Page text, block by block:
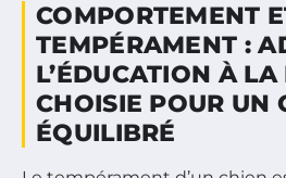
COMPORTEMENT
TEMPÉRAMENT :
L’ÉDUCATION À LA
CHOISIE POUR UN
ÉQUILIBRÉ